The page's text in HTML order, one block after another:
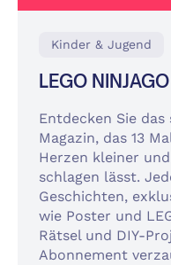
Kinder & Jugend
LEGO NINJAGO
Entdecken Sie das
Magazin, das 13
Herzen kleiner
schlagen lässt.
Geschichten,
wie Poster und
Rätsel und DIY-
Abonnement